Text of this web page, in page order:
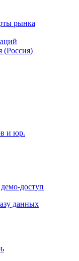
журнал
рынка
и юр.
данных